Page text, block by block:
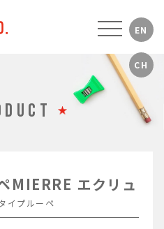
MIERRE エクリュ
イプルーペ